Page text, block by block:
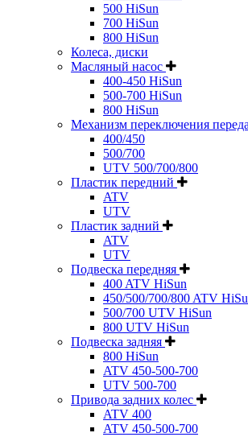
500 HiSun
700 HiSun
800 HiSun
Колeса, диски
Масляный насос
400-450 HiSun
500-700 HiSun
800 HiSun
Механизм переключения
400/450
500/700
UTV 500/700/800
Пластик передний
ATV
UTV
Пластик задний
ATV
UTV
Подвеска передняя
400 ATV HiSun
450/500/700/800 ATV
500/700 UTV HiSun
800 UTV HiSun
Подвеска задняя
800 HiSun
ATV 450-500-700
UTV 500-700
Привода задних колес
ATV 400
ATV 450-500-700